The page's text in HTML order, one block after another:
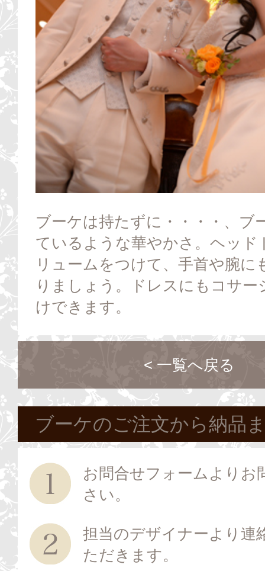
ブーケは持たずに・・・・、ブ
ているような華やかさ。ヘッド
リュームをつけて、手首や腕に
りましょう。ドレスにもコサー
けできます。
< 一覧へ戻る
ブーケのご注文から納品
お問合せフォームよりお
さい。
担当のデザイナーより連
ただきます。